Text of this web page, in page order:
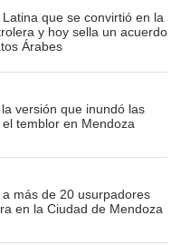
que se convirtió en la
y hoy sella un acuerdo
Árabes
versión que inundó las
temblor en Mendoza
más de 20 usurpadores
en la Ciudad de Mendoza